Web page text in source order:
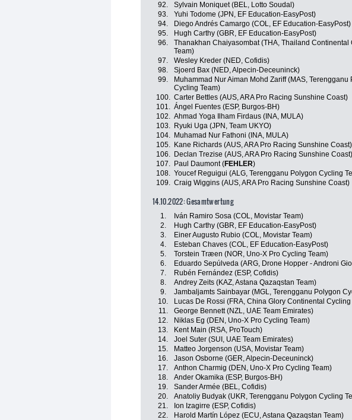
92.
Sylvain Moniquet (BEL, Lotto Soudal)
93.
Yuhi Todome (JPN, EF Education-EasyPost)
94.
Diego Andrés Camargo (COL, EF Education-EasyPost)
95.
Hugh Carthy (GBR, EF Education-EasyPost)
96.
Thanakhan Chaiyasombat (THA, Thailand Continental
Team)
97. Wesley Kreder (NED, Cofidis)
98.
Sjoerd Bax (NED, Alpecin-Deceuninck)
99.
Muhammad Nur Aiman Mohd Zariff (MAS, Terengganu
Cycling Team)
100. Carter Bettles (AUS, ARA Pro Racing Sunshine Coast)
101. Ángel Fuentes (ESP, Burgos-BH)
102. Ahmad Yoga Ilham Firdaus (INA, MULA)
103.
Ryuki Uga (JPN, Team UKYO)
104.
Muhamad Nur Fathoni (INA, MULA)
105.
Kane Richards (AUS, ARA Pro Racing Sunshine Coast)
106.
Declan Trezise (AUS, ARA Pro Racing Sunshine Coast)
107.
Paul Daumont (FEHLER)
108. Youcef Reguigui (ALG, Terengganu Polygon Cycling
109. Craig Wiggins (AUS, ARA Pro Racing Sunshine Coast)
14.10.2022: Gesamtwertung
1. Iván Ramiro Sosa (COL, Movistar Team)
2.
Hugh Carthy (GBR, EF Education-EasyPost)
3.
Einer Augusto Rubio (COL, Movistar Team)
4.
Esteban Chaves (COL, EF Education-EasyPost)
5.
Torstein Træen (NOR, Uno-X Pro Cycling Team)
6.
Eduardo Sepúlveda (ARG, Drone Hopper - Androni
7.
Rubén Fernández (ESP, Cofidis)
8.
Andrey Zeits (KAZ, Astana Qazaqstan Team)
9.
Jambaljamts Sainbayar (MGL, Terengganu Polygon
10.
Lucas De Rossi (FRA, China Glory Continental Cycling
11.
George Bennett (NZL, UAE Team Emirates)
12.
Niklas Eg (DEN, Uno-X Pro Cycling Team)
13.
Kent Main (RSA, ProTouch)
14.
Joel Suter (SUI, UAE Team Emirates)
15.
Matteo Jorgenson (USA, Movistar Team)
16.
Jason Osborne (GER, Alpecin-Deceuninck)
17.
Anthon Charmig (DEN, Uno-X Pro Cycling Team)
18.
Ander Okamika (ESP, Burgos-BH)
19.
Sander Armée (BEL, Cofidis)
20.
Anatoliy Budyak (UKR, Terengganu Polygon Cycling
21.
Ion Izagirre (ESP, Cofidis)
22.
Harold Martín López (ECU, Astana Qazaqstan Team)